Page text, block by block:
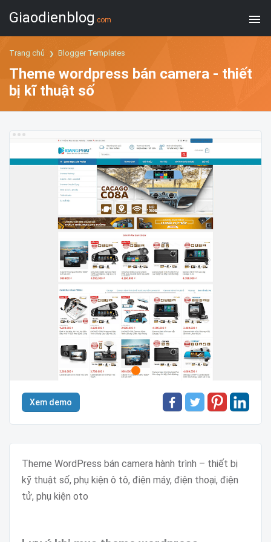
Giaodienblog .com
Trang chủ Blogger Templates
Theme wordpress bán camera - thiết
bị kĩ thuật số
Xem demo
Theme WordPress bán camera hành trình – thiết bị
kỹ thuật số, phụ kiện ô tô, điện máy, điện thoại, điện
tử, phụ kiện oto